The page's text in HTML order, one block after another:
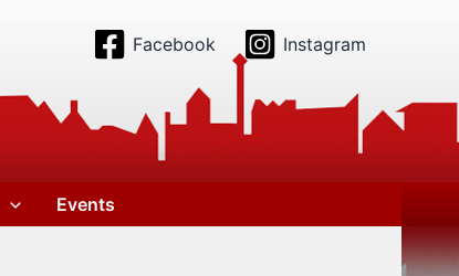
Facebook Instagram
Events